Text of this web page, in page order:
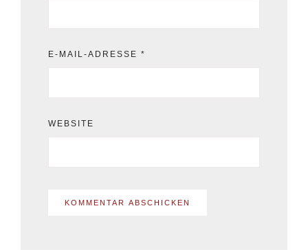
E-MAIL-ADRESSE *
WEBSITE